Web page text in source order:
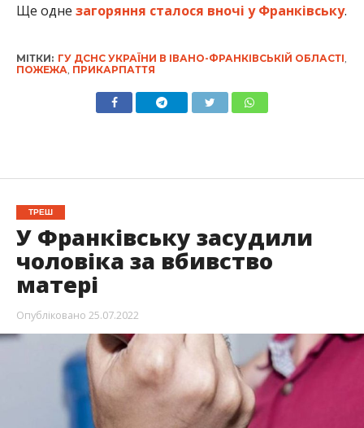
Ще одне загоряння сталося вночі у Франківську.
МІТКИ: ГУ ДСНС УКРАЇНИ В ІВАНО-ФРАНКІВСЬКІЙ ОБЛАСТІ
ПОЖЕЖА ПРИКАРПАТТЯ
ТРЕШ
У Франківську засудили
чоловіка за вбивство
матері
Опубліковано 25.07.2022